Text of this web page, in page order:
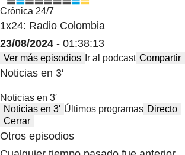
Crónica 24/7
1x24: Radio Colombia
23/08/2024 - 01:38:13
Ver más episodios Ir al podcast Compartir
Noticias en 3′
Noticias en 3′
Noticias en 3′ Últimos programas Directo
Cerrar
Otros episodios